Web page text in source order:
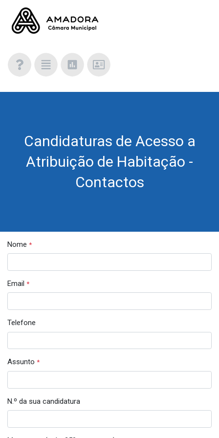
Candidaturas de Acesso a
Atribuição de Habitação -
Contactos
Nome *
Email *
Telefone
Assunto *
N.º da sua candidatura